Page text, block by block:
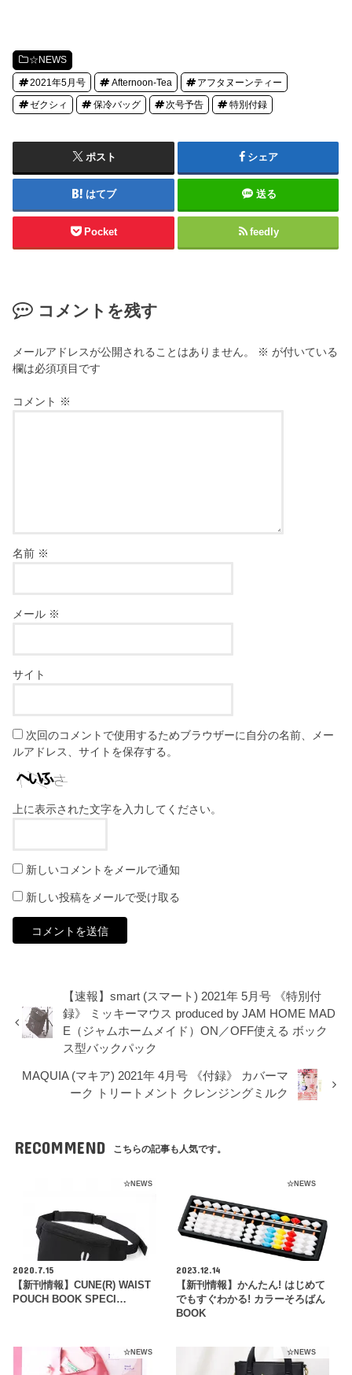
☆NEWS
2021年5月号 Afternoon-Tea アフタヌーンティー
ゼクシィ 保冷バッグ 次号予告 特別付録
ポスト シェア
はてブ 送る
Pocket feedly
コメントを残す
メールアドレスが公開されることはありません。 ※ が付いている
欄は必須項目です
コメント ※
名前 ※
メール ※
サイト
次回のコメントで使用するためブラウザーに自分の名前、メー
ルアドレス、サイトを保存する。
上に表示された文字を入力してください。
新しいコメントをメールで通知
新しい投稿をメールで受け取る
【速報】smart (スマート) 2021年 5月号 《特別付
録》 ミッキーマウス produced by JAM HOME MAD
E（ジャムホームメイド）ON／OFF使える ボック
ス型バックパック
MAQUIA (マキア) 2021年 4月号 《付録》 カバーマ
ーク トリートメント クレンジングミルク
RECOMMEND こちらの記事も人気です。
☆NEWS
2020.7.15
【新刊情報】CUNE(R) WAIST
POUCH BOOK SPECI…
☆NEWS
2023.12.14
【新刊情報】かんたん! はじめて
でもすぐわかる! カラーそろばん
BOOK
☆NEWS ☆NEWS